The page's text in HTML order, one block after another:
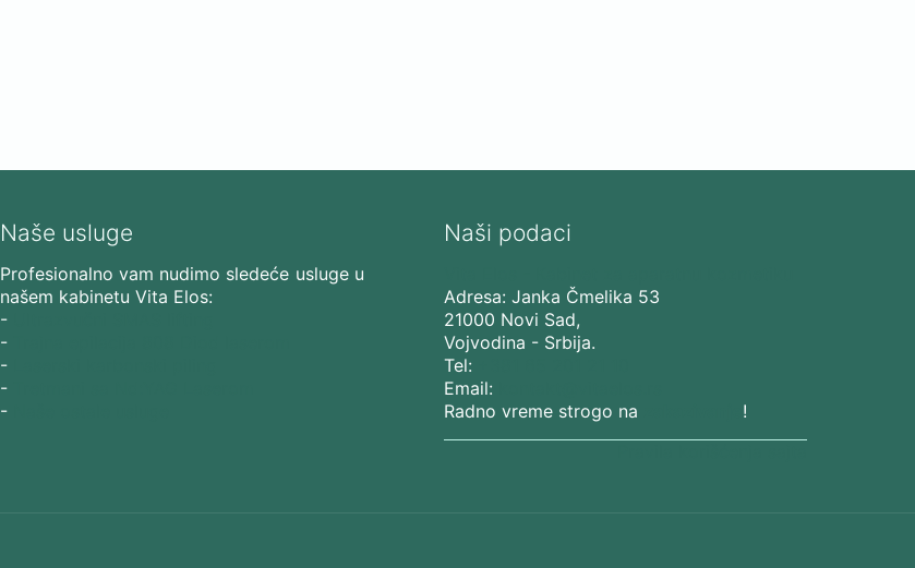
Naše usluge
Profesionalno vam nudimo sledeće usluge u
našem kabinetu Vita Elos:
-
-
-
-
-
Naši podaci
Adresa: Janka Čmelika 53
21000 Novi Sad,
Vojvodina - Srbija.
Tel:
Email:
Radno vreme strogo na
!